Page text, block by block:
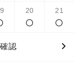
20 21
認